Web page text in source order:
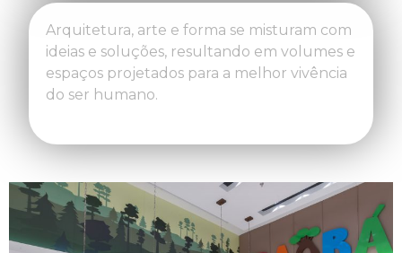
Arquitetura, arte e forma se misturam com
ideias e soluções, resultando em volumes e
espaços projetados para a melhor vivência
do ser humano.